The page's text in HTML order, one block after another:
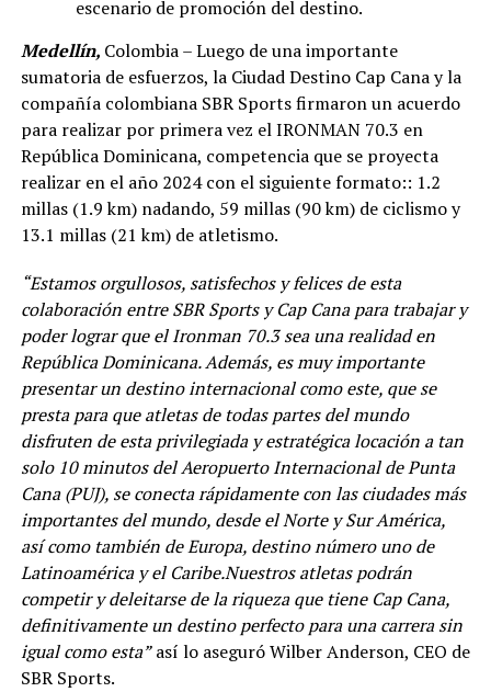
escenario de promoción del destino.
Medellín, Colombia – Luego de una importante
sumatoria de esfuerzos, la Ciudad Destino Cap Cana y la
compañía colombiana SBR Sports firmaron un acuerdo
para realizar por primera vez el IRONMAN 70.3 en
República Dominicana, competencia que se proyecta
realizar en el año 2024 con el siguiente formato:: 1.2
millas (1.9 km) nadando, 59 millas (90 km) de ciclismo y
13.1 millas (21 km) de atletismo.
“Estamos orgullosos, satisfechos y felices de esta
colaboración entre SBR Sports y Cap Cana para trabajar y
poder lograr que el Ironman 70.3 sea una realidad en
República Dominicana. Además, es muy importante
presentar un destino internacional como este, que se
presta para que atletas de todas partes del mundo
disfruten de esta privilegiada y estratégica locación a tan
solo 10 minutos del Aeropuerto Internacional de Punta
Cana (PUJ), se conecta rápidamente con las ciudades más
importantes del mundo, desde el Norte y Sur América,
así como también de Europa, destino número uno de
Latinoamérica y el Caribe.Nuestros atletas podrán
competir y deleitarse de la riqueza que tiene Cap Cana,
definitivamente un destino perfecto para una carrera sin
igual como esta”así lo aseguró Wilber Anderson, CEO de
SBR Sports.